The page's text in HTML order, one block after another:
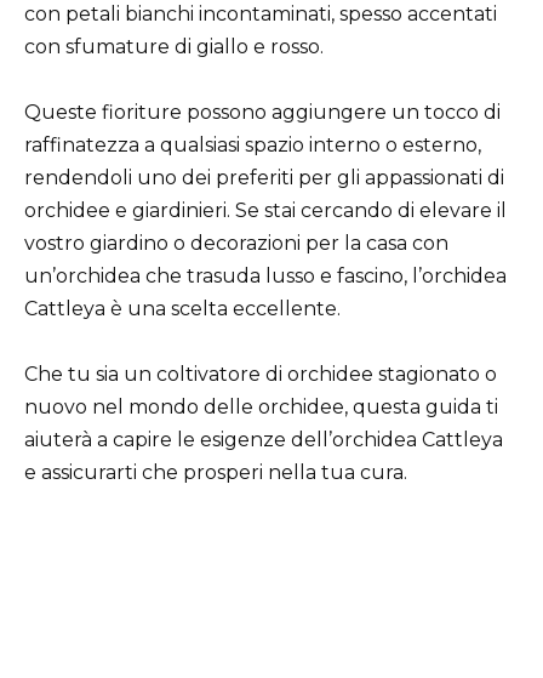
con petali bianchi incontaminati, spesso accentati
con sfumature di giallo e rosso.
Queste fioriture possono aggiungere un tocco di
raffinatezza a qualsiasi spazio interno o esterno,
rendendoli uno dei preferiti per gli appassionati di
orchidee e giardinieri. Se stai cercando di elevare il
vostro giardino o decorazioni per la casa con
un’orchidea che trasuda lusso e fascino, l’orchidea
Cattleya è una scelta eccellente.
Che tu sia un coltivatore di orchidee stagionato o
nuovo nel mondo delle orchidee, questa guida ti
aiuterà a capire le esigenze dell’orchidea Cattleya
e assicurarti che prosperi nella tua cura.